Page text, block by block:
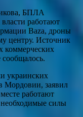
БПЛА
работают
Baza, дроны
центру. Источник
коммерческих
украинских
Мордовии, заявил
работают
силы